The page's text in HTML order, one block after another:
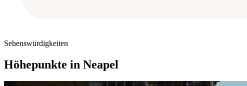
Sehenswürdigkeiten
Höhepunkte in Neapel